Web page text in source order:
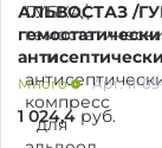
ПРЯМЫЕ,
ЗАПАСНЫЕ
АЛЬВОСТАЗ /
компресс для
1*1 см /30 шт./,
Россия
Много Арт: 11-
1 024,4 руб.